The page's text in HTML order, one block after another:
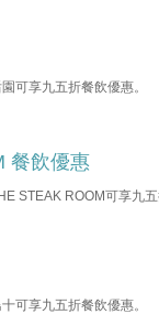
可享九五折餐飲優惠。
餐飲優惠
STEAK ROOM可享九五
可享九五折餐飲優惠。